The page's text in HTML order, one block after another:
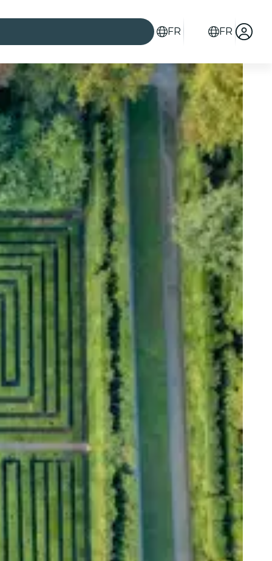
FR FR